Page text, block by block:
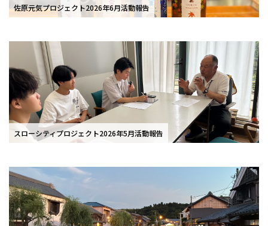
佐原元気プロジェクト2026年6月活動報告
スローシティプロジェクト2026年5月活動報告